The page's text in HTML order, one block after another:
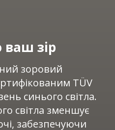
ваш зір
зоровий
TÜV
синього світла.
світла зменшує
забезпечуючи